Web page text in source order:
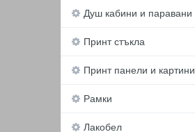
Душ кабини и паравани
Принт стъкла
Принт панели и картини
Рамки
Лакобел